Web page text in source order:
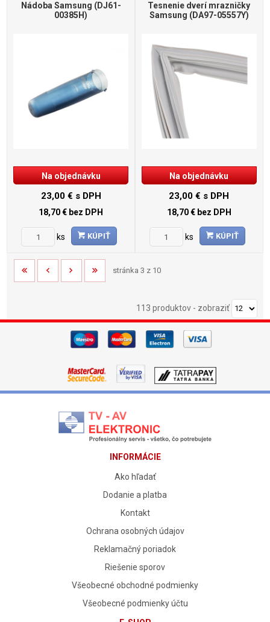
Nádoba Samsung (DJ61-
00385H)
Na objednávku
23,00 € s DPH
18,70 € bez DPH
ks KÚPIŤ
Tesnenie dverí mrazničky
Samsung (DA97-05557Y)
Na objednávku
23,00 € s DPH
18,70 € bez DPH
ks KÚPIŤ
stránka 3 z 10
113 produktov- zobraziť
INFORMÁCIE
Ako hľadať
Dodanie a platba
Kontakt
Ochrana osobných údajov
Reklamačný poriadok
Riešenie sporov
Všeobecné obchodné podmienky
Všeobecné podmienky účtu